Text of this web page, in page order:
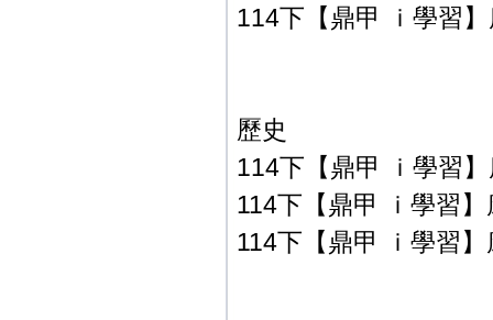
114下【鼎甲 ｉ學習
歷史
114下【鼎甲 ｉ學習
114下【鼎甲 ｉ學習
114下【鼎甲 ｉ學習